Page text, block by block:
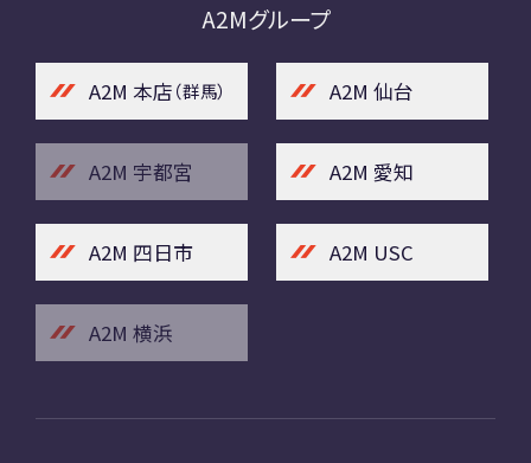
A2Mグループ
A2M 本店（群馬） A2M 仙台
A2M 宇都宮 A2M 愛知
A2M 四日市 A2M USC
A2M 横浜